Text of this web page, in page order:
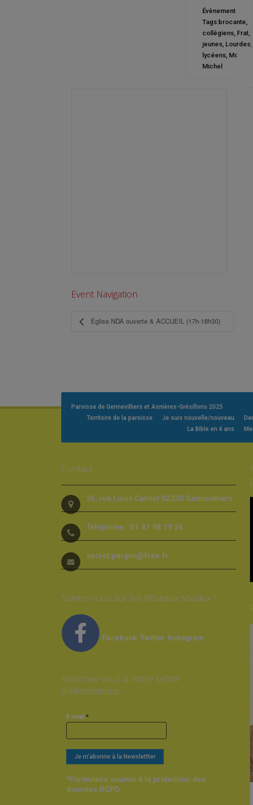
Évènement
Tags:brocante,
collégiens, Frat,
jeunes, Lourdes,
lycéens, Mont St
Michel
Event Navigation
Eglise NDA ouverte & ACCUEIL (17h-18h30)
Paroisse de Gennevilliers et Asnières-Grésillons 2025
Territoire de la paroisse
Je suis nouvelle/nouveau
La Bible en 4 ans
Contact
26, rue Louis Calmel 92230 Gennevilliers
Téléphone : 01 47 98 79 26
secret.pargen@free.fr
Suivez-nous sur les Réseaux sociaux !
Facebook Twitter Instagram
Abonnez-vous à notre Lettre
d’informations
E-mail *
*Formulaire soumis à la protection des
données RGPD